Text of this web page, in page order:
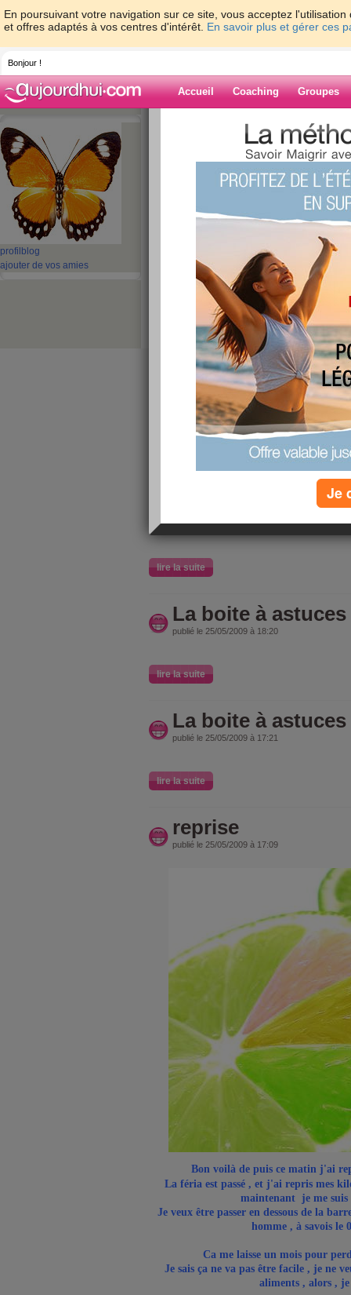
En poursuivant votre navigation sur ce site, vous acceptez
et offres adaptés à vos centres d'intérêt. En savoir plus et gérer ces
Bonjour !
Accueil Coaching Groupes
profil blog
ajouter de vos amies
>
Blog de mamly
3 4
La boite à
publié le 25/05/2009 à 18:28
lire la suite
La boite à
publié le 25/05/2009 à 18:25
Je suis bien d'accord !!!
La boite à
publié le 25/05/2009 à 18:22
lire la suite
La boite à
publié le 25/05/2009 à 18:20
lire la suite
La boite à
publié le 25/05/2009 à 17:21
lire la suite
reprise
publié le 25/05/2009 à 17:09
Bon voilà de puis ce matin j'ai
La féria est passé , et j'ai repris mes
maintenant je me
Je veux être passer en dessous de la
homme , à savois le
Ca me laisse un mois pour
Je sais ça ne va pas être facile , je ne
aliments , alors ,
Je